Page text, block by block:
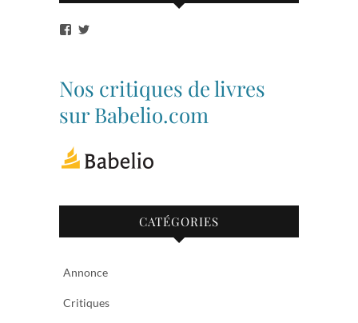
Voir
bibliothequetubize
sur
Facebook
Tuclasakoi
sur
Twitter
Nos critiques de livres
sur Babelio.com
CATÉGORIES
Annonce
Critiques